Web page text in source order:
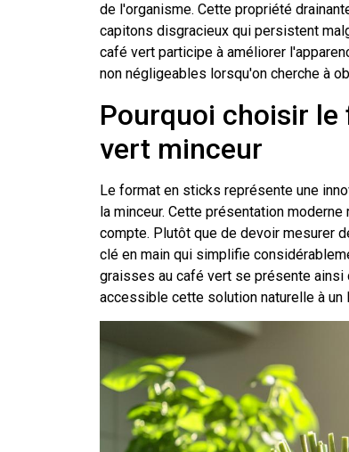
de l'organisme. Cette propriété
capitons disgracieux qui persistent
café vert participe à améliorer
non négligeables lorsqu'on cherche à
Pourquoi choisir
vert minceur
Le format en sticks représente une
la minceur. Cette présentation
compte. Plutôt que de devoir mesurer
clé en main qui simplifie
graisses au café vert se présente ainsi
accessible cette solution naturelle à un